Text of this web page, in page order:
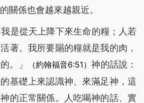
關係也會越來越親近。
我是從天上降下來生命的糧；人若
著。我所要賜的糧就是我的肉，
。
」 （約翰福音6:51）神的話說：
基礎上來認識神、來滿足神，這
的正常關係。人吃喝神的話、實